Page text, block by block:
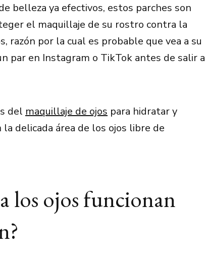
belleza ya efectivos, estos parches son
el maquillaje de su rostro contra la
razón por la cual es probable que vea a su
par en Instagram o TikTok antes de salir a
del maquillaje de ojos para hidratar y
delicada área de los ojos libre de
los ojos funcionan